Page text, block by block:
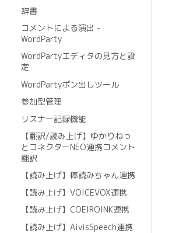
辞書
コメントによる演出 -
WordParty
WordPartyエディタの見方と設
定
WordPartyポン出しツール
参加型管理
リスナー記録機能
【翻訳/読み上げ】ゆかりねっ
とコネクターNEO連携コメント
翻訳
【読み上げ】棒読みちゃん連携
【読み上げ】VOICEVOX連携
【読み上げ】COEIROINK連携
【読み上げ】AivisSpeech連携